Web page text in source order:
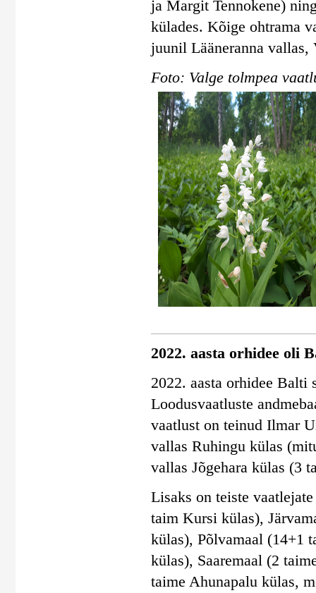
ja Margit Tennokene)
külades. Kõige ohtrama
juunil Lääneranna
Foto: Valge tolmpea
2022. aasta orhidee oli
2022. aasta orhidee Balti
Loodusvaatluste
vaatlust on teinud Ilmar
vallas Ruhingu külas
vallas Jõgehara külas (3
Lisaks on teiste
taim Kursi külas),
külas), Põlvamaal (14+1
külas), Saaremaal (2
taime Ahunapalu külas,